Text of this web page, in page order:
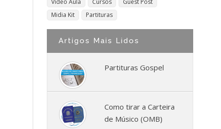
Midia Kit
Partituras
Artigos Mais Lidos
Partituras Gospel
Como tirar a Carteira
de Músico (OMB)